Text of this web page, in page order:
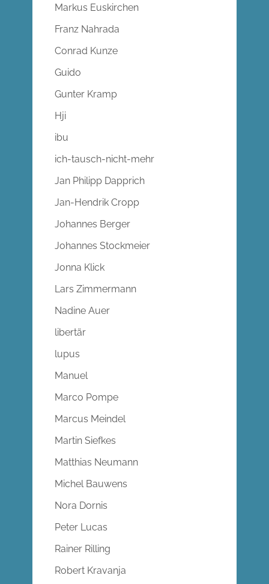
Markus Euskirchen
Franz Nahrada
Conrad Kunze
Guido
Gunter Kramp
Hji
ibu
ich-tausch-nicht-mehr
Jan Philipp Dapprich
Jan-Hendrik Cropp
Johannes Berger
Johannes Stockmeier
Jonna Klick
Lars Zimmermann
Nadine Auer
libertär
lupus
Manuel
Marco Pompe
Marcus Meindel
Martin Siefkes
Matthias Neumann
Michel Bauwens
Nora Dornis
Peter Lucas
Rainer Rilling
Robert Kravanja